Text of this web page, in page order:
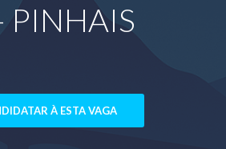
PINHAIS
À ESTA VAGA